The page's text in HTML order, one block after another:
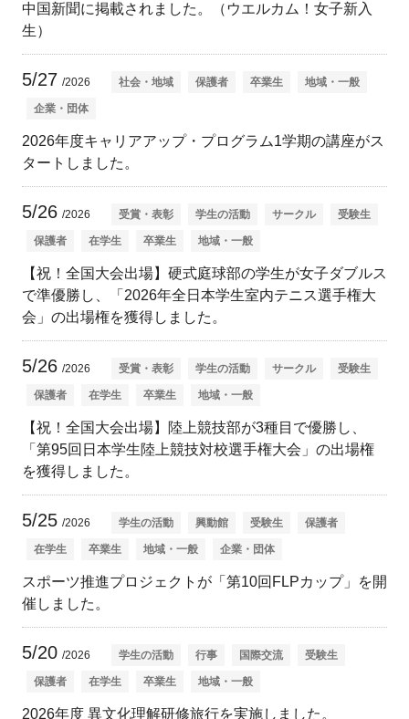
中国新聞に掲載されました。（ウエルカム！女子新入
生）
5/27 /2026 社会・地域 保護者 卒業生 地域・一般
企業・団体
2026年度キャリアアップ・プログラム1学期の講座がス
タートしました。
5/26 /2026 受賞・表彰 学生の活動 サークル 受験生
保護者 在学生 卒業生 地域・一般
【祝！全国大会出場】硬式庭球部の学生が女子ダブルス
で準優勝し、「2026年全日本学生室内テニス選手権大
会」の出場権を獲得しました。
5/26 /2026 受賞・表彰 学生の活動 サークル 受験生
保護者 在学生 卒業生 地域・一般
【祝！全国大会出場】陸上競技部が3種目で優勝し、
「第95回日本学生陸上競技対校選手権大会」の出場権
を獲得しました。
5/25 /2026 学生の活動 興動館 受験生 保護者
在学生 卒業生 地域・一般 企業・団体
スポーツ推進プロジェクトが「第10回FLPカップ」を開
催しました。
5/20 /2026 学生の活動 行事 国際交流 受験生
保護者 在学生 卒業生 地域・一般
2026年度 異文化理解研修旅行を実施しました。